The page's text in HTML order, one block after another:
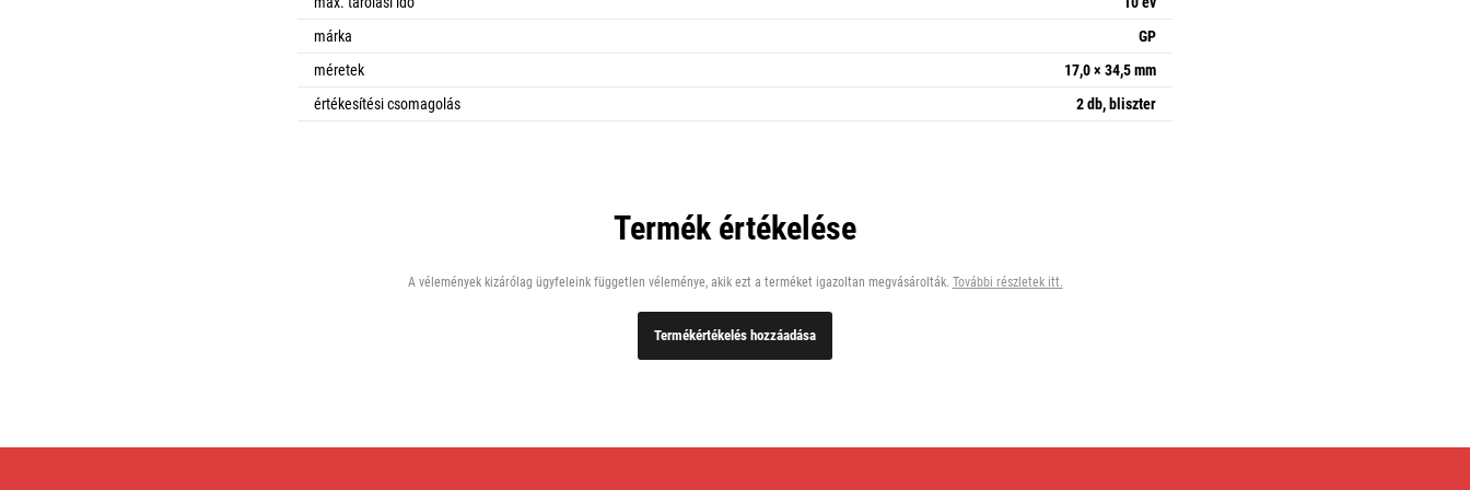
márka
GP
méretek
17,0 × 34,5 mm
értékesítési csomagolás
2 db, bliszter
Termék értékelése
A vélemények kizárólag ügyfeleink független véleménye, akik ezt a terméket igazoltan megvásárolták. További részletek itt.
Termékértékelés hozzáadása